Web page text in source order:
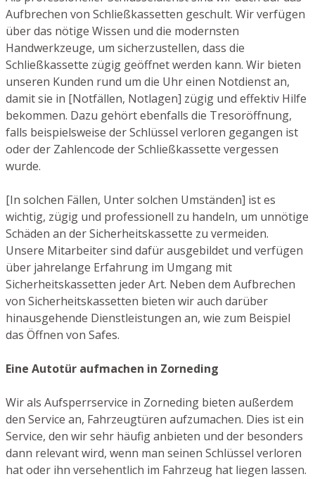
Aufbrechen von Schließkassetten geschult. Wir verfügen
über das nötige Wissen und die modernsten
Handwerkzeuge, um sicherzustellen, dass die
Schließkassette zügig geöffnet werden kann. Wir bieten
unseren Kunden rund um die Uhr einen Notdienst an,
damit sie in [Notfällen, Notlagen] zügig und effektiv Hilfe
bekommen. Dazu gehört ebenfalls die Tresoröffnung,
falls beispielsweise der Schlüssel verloren gegangen ist
oder der Zahlencode der Schließkassette vergessen
wurde.
[In solchen Fällen, Unter solchen Umständen] ist es
wichtig, zügig und professionell zu handeln, um unnötige
Schäden an der Sicherheitskassette zu vermeiden.
Unsere Mitarbeiter sind dafür ausgebildet und verfügen
über jahrelange Erfahrung im Umgang mit
Sicherheitskassetten jeder Art. Neben dem Aufbrechen
von Sicherheitskassetten bieten wir auch darüber
hinausgehende Dienstleistungen an, wie zum Beispiel
das Öffnen von Safes.
Eine Autotür aufmachen in Zorneding
Wir als Aufsperrservice in Zorneding bieten außerdem
den Service an, Fahrzeugtüren aufzumachen. Dies ist ein
Service, den wir sehr häufig anbieten und der besonders
dann relevant wird, wenn man seinen Schlüssel verloren
hat oder ihn versehentlich im Fahrzeug hat liegen lassen.